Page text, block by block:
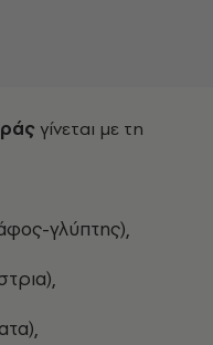
γίνεται με τη
γλύπτης),